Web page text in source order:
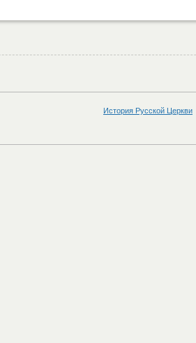
История Русской Церкви